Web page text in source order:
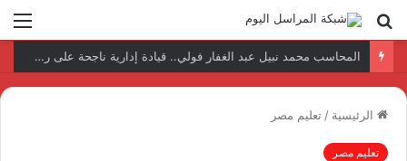
بحث
عن
المحاسب محمد نبيل عبد الغفار فولي.. قيادة إدارية ناجحة على رأس فرع إيرادات طامية
الرئيسية / تعليم مصر
تعليم مصر